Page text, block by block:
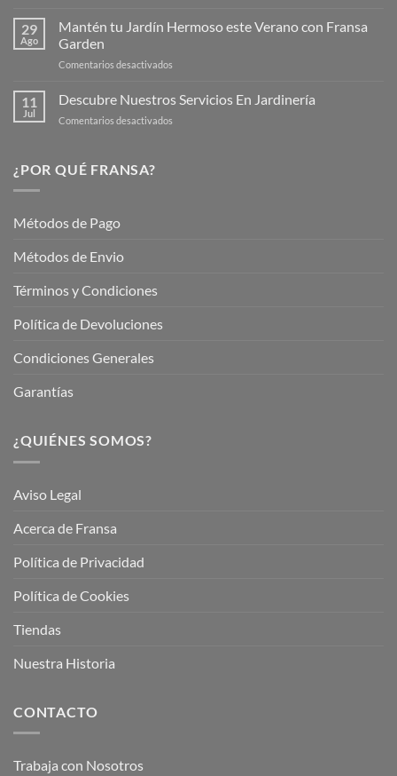
de
de
Verano
Plantas
29
Ago
Mantén tu Jardín Hermoso este Verano con Fransa
Garden
Comentarios desactivados
Jardín
11
Jul
Descubre Nuestros Servicios En Jardinería
Comentarios desactivados
¿POR QUÉ FRANSA?
Métodos de Pago
Métodos de Envio
Términos y Condiciones
Política de Devoluciones
Condiciones Generales
Garantías
¿QUIÉNES SOMOS?
Aviso Legal
Acerca de Fransa
Política de Privacidad
Política de Cookies
Tiendas
Nuestra Historia
CONTACTO
Trabaja con Nosotros